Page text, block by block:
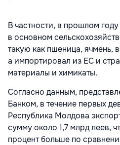
В частности, в прошлом
в основном
такую как пшеница, ячмень,
а импортировал из ЕС и
материалы и химикаты.
Согласно данным,
Банком, в течение первых
Республика Молдова
сумму около 1,7 млрд леев,
процент больше по